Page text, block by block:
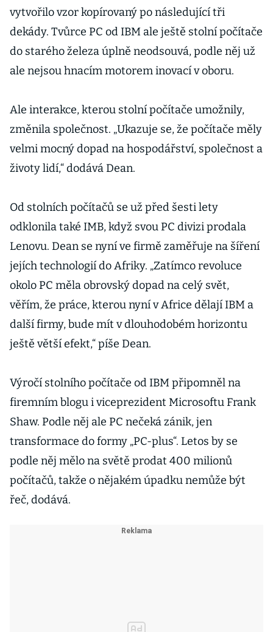
vytvořilo vzor kopírovaný po následující tři
dekády. Tvůrce PC od IBM ale ještě stolní počítače
do starého železa úplně neodsouvá, podle něj už
ale nejsou hnacím motorem inovací v oboru.
Ale interakce, kterou stolní počítače umožnily,
změnila společnost. „Ukazuje se, že počítače měly
velmi mocný dopad na hospodářství, společnost a
životy lidí,“ dodává Dean.
Od stolních počítačů se už před šesti lety
odklonila také IMB, když svou PC divizi prodala
Lenovu. Dean se nyní ve firmě zaměřuje na šíření
jejích technologií do Afriky. „Zatímco revoluce
okolo PC měla obrovský dopad na celý svět,
věřím, že práce, kterou nyní v Africe dělají IBM a
další firmy, bude mít v dlouhodobém horizontu
ještě větší efekt,“ píše Dean.
Výročí stolního počítače od IBM připomněl na
firemním blogu i viceprezident Microsoftu Frank
Shaw. Podle něj ale PC nečeká zánik, jen
transformace do formy „PC-plus“. Letos by se
podle něj mělo na světě prodat 400 milionů
počítačů, takže o nějakém úpadku nemůže být
řeč, dodává.